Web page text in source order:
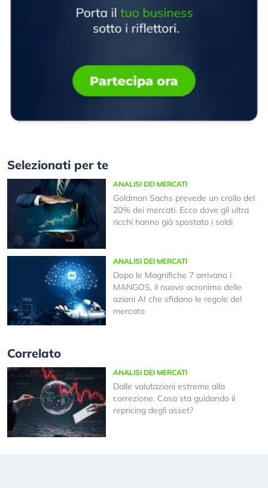
Selezionati per te
ANALISI DEI MERCATI
Goldman Sachs prevede un crollo del
20% dei mercati. Ecco dove gli ultra
ricchi hanno già spostato i soldi
ANALISI DEI MERCATI
Dopo le Magnifiche 7 arrivano i
MANGOS, il nuovo acronimo delle
azioni AI che sfidano le regole del
mercato
Correlato
ANALISI DEI MERCATI
Dalle valutazioni estreme alla
correzione. Cosa sta guidando il
repricing degli asset?